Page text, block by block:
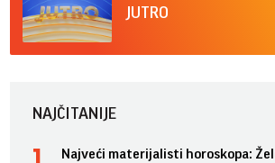
JUTRO
NAJČITANIJE
Najveći materijalisti horoskopa: